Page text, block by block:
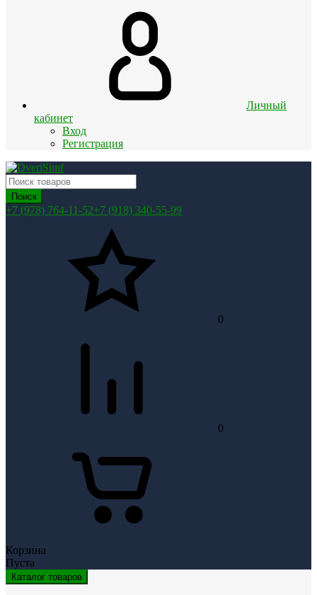
Личный
кабинет
Вход
Регистрация
Поиск
+7 (978) 764-11-52+7 (918) 340-55-99
0
0
Корзина
Пуста
Каталог товаров